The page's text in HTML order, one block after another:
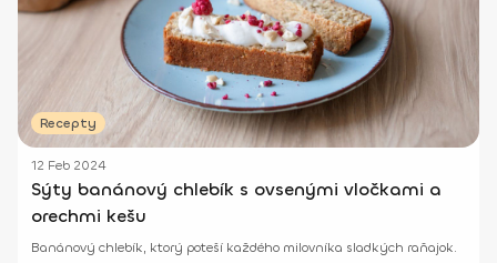
Recepty
12 Feb 2024
Sýty banánový chlebík s ovsenými vločkami a
orechmi kešu
Banánový chlebík, ktorý poteší každého milovníka sladkých raňajok.